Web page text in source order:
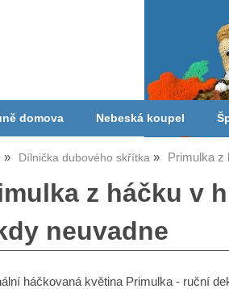
domova Nebeská koupel
Dílnička dubového skřítka Primulka z
z háčku v
neuvadne
háčkovaná květina Primulka - ruční